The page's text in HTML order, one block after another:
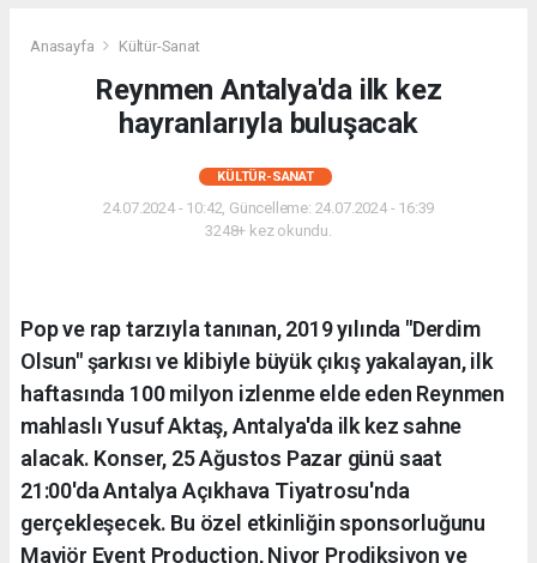
Anasayfa Kültür-Sanat
Reynmen Antalya'da ilk kez
hayranlarıyla buluşacak
KÜLTÜR-SANAT
24.07.2024 - 10:42, Güncelleme: 24.07.2024 - 16:39
3248+ kez okundu.
Pop ve rap tarzıyla tanınan, 2019 yılında "Derdim
Olsun" şarkısı ve klibiyle büyük çıkış yakalayan, ilk
haftasında 100 milyon izlenme elde eden Reynmen
mahlaslı Yusuf Aktaş, Antalya'da ilk kez sahne
alacak. Konser, 25 Ağustos Pazar günü saat
21:00'da Antalya Açıkhava Tiyatrosu'nda
gerçekleşecek. Bu özel etkinliğin sponsorluğunu
Mavjör Event Production, Nivor Prodiksiyon ve